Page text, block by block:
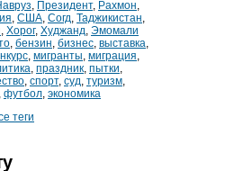
, Президент, Рахмон,
, США, Согд, Таджикистан,
, Хорог, Худжанд, Эмомали
, бензин, бизнес, выставка,
, мигранты, миграция,
, праздник, пытки,
, спорт, суд, туризм,
, футбол, экономика
теги